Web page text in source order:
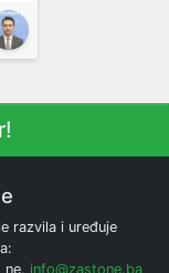
razvila i uređuje
ne, info@zastone.ba